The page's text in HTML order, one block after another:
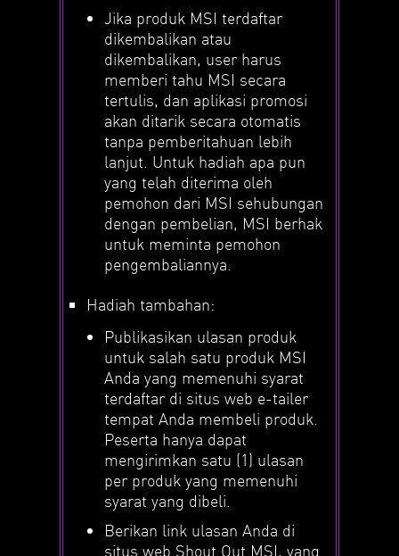
Jika produk MSI terdaftar
dikembalikan atau
dikembalikan, user harus
memberi tahu MSI secara
tertulis, dan aplikasi promosi
akan ditarik secara otomatis
tanpa pemberitahuan lebih
lanjut. Untuk hadiah apa pun
yang telah diterima oleh
pemohon dari MSI sehubungan
dengan pembelian, MSI berhak
untuk meminta pemohon
pengembaliannya.
Hadiah tambahan:
Publikasikan ulasan produk
untuk salah satu produk MSI
Anda yang memenuhi syarat
terdaftar di situs web e-tailer
tempat Anda membeli produk.
Peserta hanya dapat
mengirimkan satu (1) ulasan
per produk yang memenuhi
syarat yang dibeli.
Berikan link ulasan Anda di
situs web Shout Out MSI, yang